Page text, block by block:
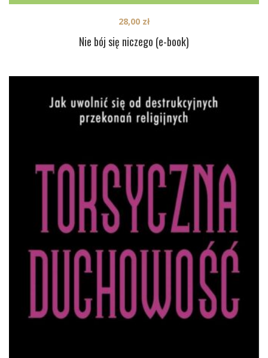
Nie bój się niczego (e-book)
28,00 zł